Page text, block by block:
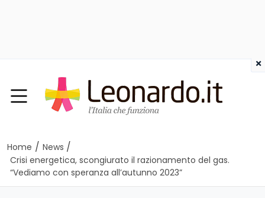
Home / News /
Crisi energetica, scongiurato il razionamento del gas.
“Vediamo con speranza all’autunno 2023”
×